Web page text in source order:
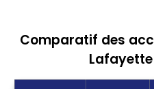
Comparatif des